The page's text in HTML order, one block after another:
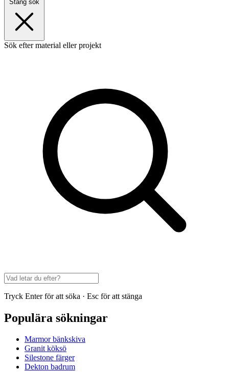
Stäng sök
Sök efter material eller projekt
Tryck Enter för att söka · Esc för att stänga
Populära sökningar
Marmor bänkskiva
Granit köksö
Silestone färger
Dekton badrum